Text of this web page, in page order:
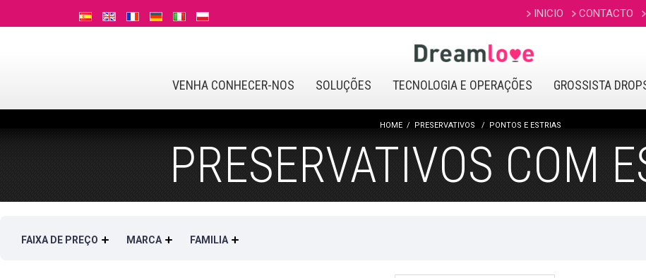
INICIO CONTACTO
VENHA CONHECER-NOS SOLUÇÕES TECNOLOGIA E OPERAÇÕES GROSSISTA
HOME PRESERVATIVOS PONTOS E ESTRIAS
PRESERVATIVOS COM
FAIXA DE PREÇO MARCA FAMILIA